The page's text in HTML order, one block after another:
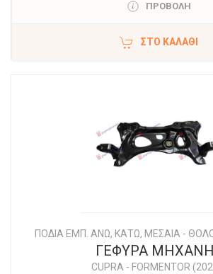
ΠΡΟΒΟΛΗ
ΣΤΟ ΚΑΛΆΘΙ
ΠΟΔΙΑ ΕΜΠ. ΑΝΩ, ΚΑΤΩ, ΜΕΣΑΙΑ -
ΓΕΦΥΡΑ
CUPRA - FORMENTOR